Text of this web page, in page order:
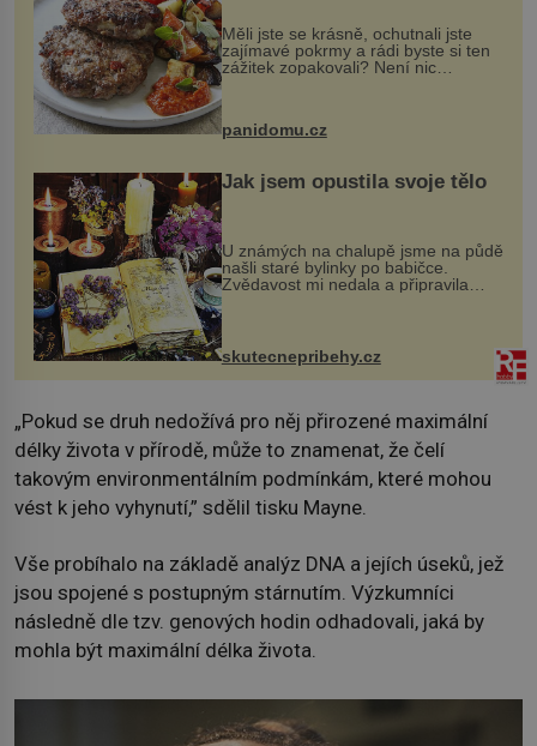
Měli jste se krásně, ochutnali jste
zajímavé pokrmy a rádi byste si ten
zážitek zopakovali? Není nic
snazšího. Pljeskavica (10 porcí)
Možná jste ji ochutnali na dovolené v
panidomu.cz
Jak jsem opustila svoje tělo
U známých na chalupě jsme na půdě
našli staré bylinky po babičce.
Zvědavost mi nedala a připravila
jsem si z nich lektvar… Zimní pobyt
na chalupě se pro mě vlastní vinou
změnil v děsivý zážitek, na kt...
skutecnepribehy.cz
„Pokud se druh nedožívá pro něj přirozené maximální
délky života v přírodě, může to znamenat, že čelí
takovým environmentálním podmínkám, které mohou
vést k jeho vyhynutí,” sdělil tisku Mayne.
Vše probíhalo na základě analýz DNA a jejích úseků, jež
jsou spojené s postupným stárnutím. Výzkumníci
následně dle tzv. genových hodin odhadovali, jaká by
mohla být maximální délka života.